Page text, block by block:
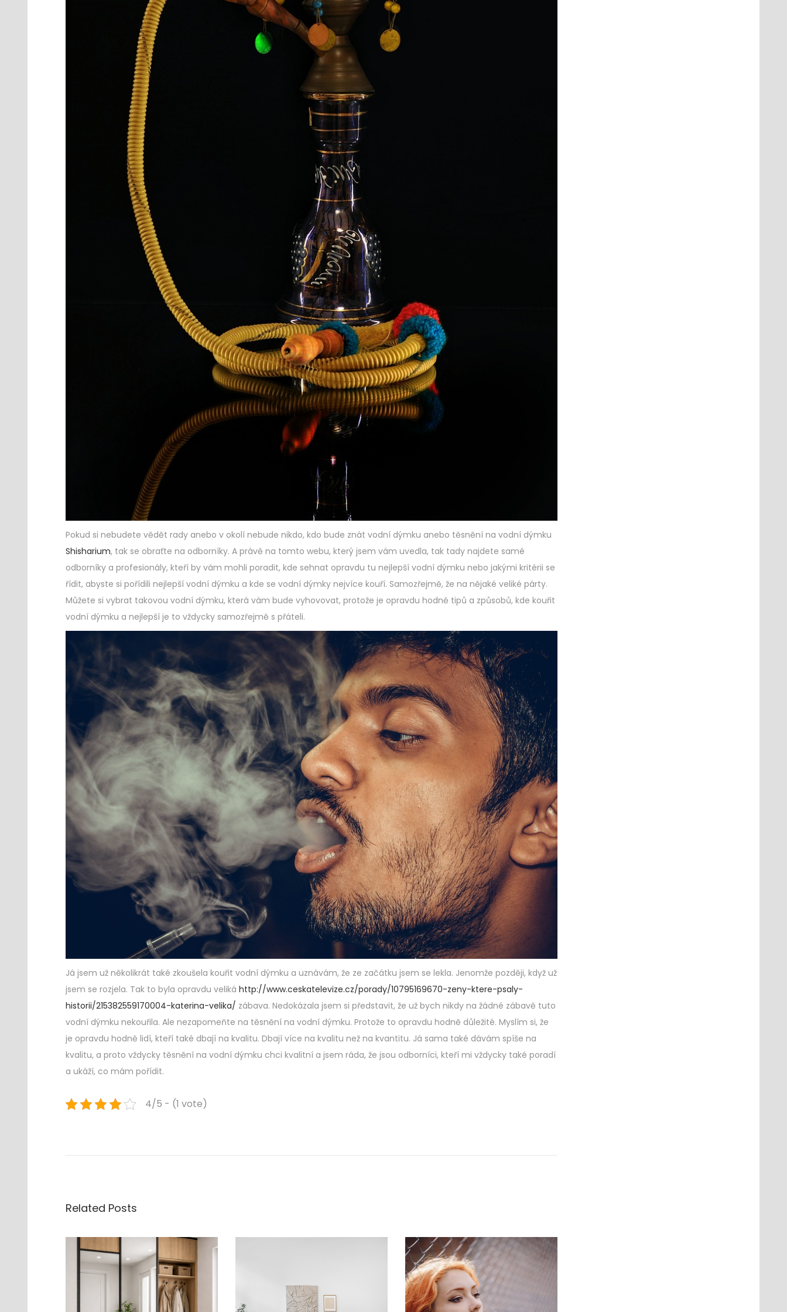
Pokud si nebudete vědět rady anebo v okolí nebude nikdo, kdo bude znát vodní dýmku anebo těsnění na vodní dýmku
Shisharium, tak se obraťte na odborníky. A právě na tomto webu, který jsem vám uvedla, tak tady najdete samé
odborníky a profesionály, kteří by vám mohli poradit, kde sehnat opravdu tu nejlepší vodní dýmku nebo jakými kritérii se
řídit, abyste si pořídili nejlepší vodní dýmku a kde se vodní dýmky nejvíce kouří. Samozřejmě, že na nějaké veliké párty.
Můžete si vybrat takovou vodní dýmku, která vám bude vyhovovat, protože je opravdu hodně tipů a způsobů, kde kouřit
vodní dýmku a nejlepší je to vždycky samozřejmě s přáteli.
Já jsem už několikrát také zkoušela kouřit vodní dýmku a uznávám, že ze začátku jsem se lekla. Jenomže později, když už
jsem se rozjela. Tak to byla opravdu veliká http://www.ceskatelevize.cz/porady/10795169670-zeny-ktere-psaly-
historii/215382559170004-katerina-velika/ zábava. Nedokázala jsem si představit, že už bych nikdy na žádné zábavě tuto
vodní dýmku nekouřila. Ale nezapomeňte na těsnění na vodní dýmku. Protože to opravdu hodně důležité. Myslím si, že
je opravdu hodně lidí, kteří také dbají na kvalitu. Dbají více na kvalitu než na kvantitu. Já sama také dávám spíše na
kvalitu, a proto vždycky těsnění na vodní dýmku chci kvalitní a jsem ráda, že jsou odborníci, kteří mi vždycky také poradí
a ukáží, co mám pořídit.
4/5 - (1 vote)
o
s
Related Posts